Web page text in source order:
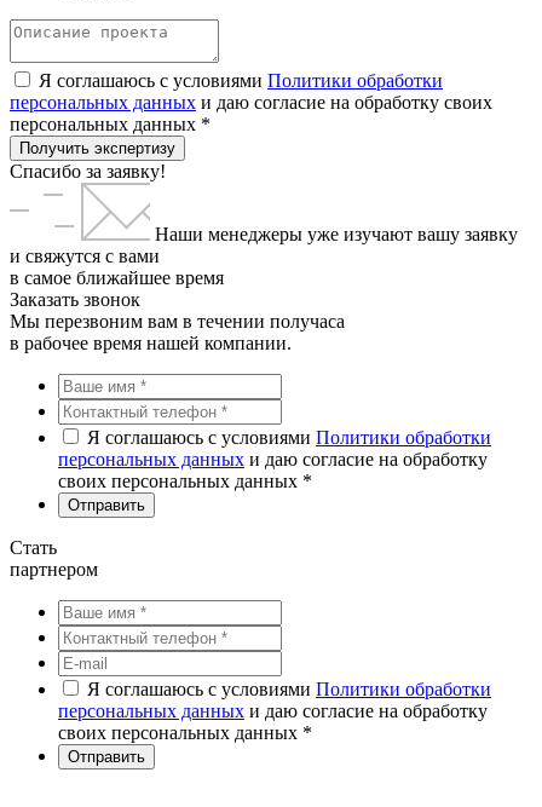
Я соглашаюсь с условиями Политики обработки
персональных данных и даю согласие на обработку своих
персональных данных *
Получить экспертизу
Спасибо за заявку!
Наши менеджеры уже изучают вашу заявку
и свяжутся с вами
в самое ближайшее время
Заказать звонок
Мы перезвоним вам в течении получаса
в рабочее время нашей компании.
Я соглашаюсь с условиями Политики обработки
персональных данных и даю согласие на обработку
своих персональных данных *
Стать
партнером
Я соглашаюсь с условиями Политики обработки
персональных данных и даю согласие на обработку
своих персональных данных *